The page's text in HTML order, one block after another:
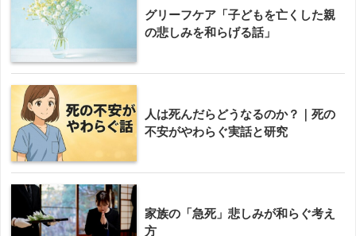
グリーフケア「子どもを亡くした親
の悲しみを和らげる話」
人は死んだらどうなるのか？｜死の
不安がやわらぐ実話と研究
家族の「急死」悲しみが和らぐ考え
方